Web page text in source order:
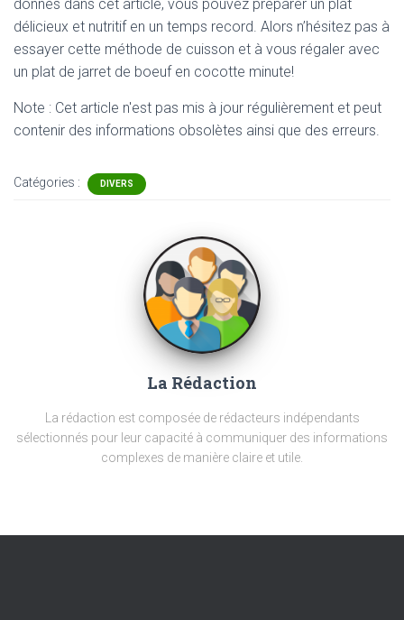
donnés dans cet article, vous pouvez préparer un plat
délicieux et nutritif en un temps record. Alors n’hésitez pas à
essayer cette méthode de cuisson et à vous régaler avec
un plat de jarret de boeuf en cocotte minute!
Note : Cet article n'est pas mis à jour régulièrement et peut
contenir des informations obsolètes ainsi que des erreurs.
Catégories : DIVERS
La Rédaction
La rédaction est composée de rédacteurs indépendants
sélectionnés pour leur capacité à communiquer des informations
complexes de manière claire et utile.